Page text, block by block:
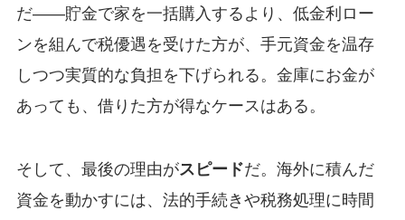
だ——貯金で家を一括購入するより、低金利ロー
ンを組んで税優遇を受けた方が、手元資金を温存
しつつ実質的な負担を下げられる。金庫にお金が
あっても、借りた方が得なケースはある。
そして、最後の理由がスピードだ。海外に積んだ
資金を動かすには、法的手続きや税務処理に時間